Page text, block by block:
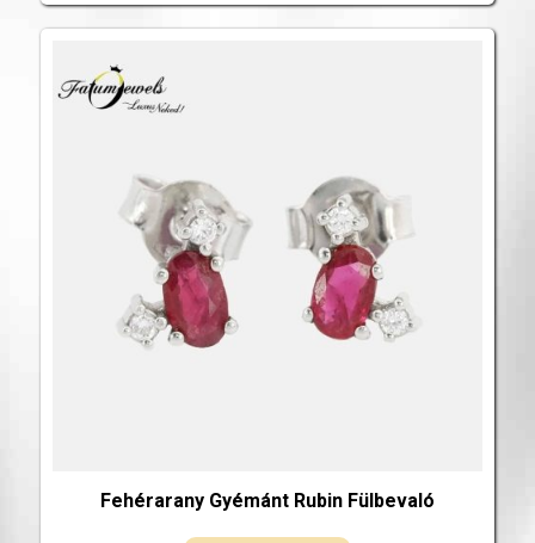
Fehérarany Gyémánt Rubin Fülbevaló